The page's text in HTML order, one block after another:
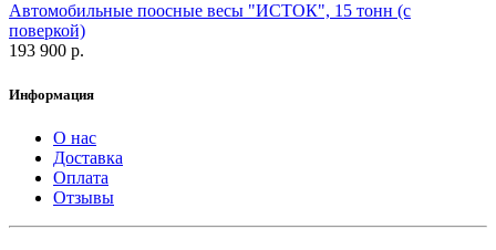
Автомобильные поосные весы "ИСТОК", 15 тонн (с
поверкой)
193 900 р.
Информация
О нас
Доставка
Оплата
Отзывы